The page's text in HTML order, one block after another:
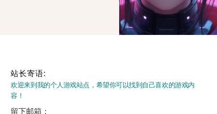
站长寄语:
欢迎来到我的个人游戏站点，希望你可以找到自己喜欢的游戏内
容！
留下邮箱：